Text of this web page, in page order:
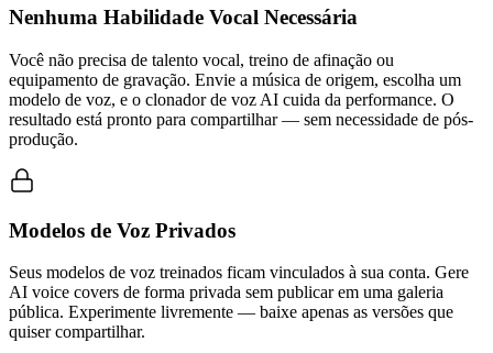
Nenhuma Habilidade Vocal Necessária
Você não precisa de talento vocal, treino de afinação ou
equipamento de gravação. Envie a música de origem, escolha um
modelo de voz, e o clonador de voz AI cuida da performance. O
resultado está pronto para compartilhar — sem necessidade de pós-
produção.
Modelos de Voz Privados
Seus modelos de voz treinados ficam vinculados à sua conta. Gere
AI voice covers de forma privada sem publicar em uma galeria
pública. Experimente livremente — baixe apenas as versões que
quiser compartilhar.